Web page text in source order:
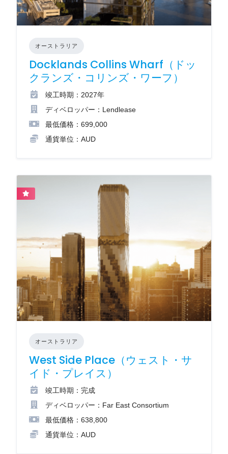
オーストラリア
Docklands Collins Wharf（ドッ
クランズ・コリンズ・ワーフ）
竣工時期：2027年
ディベロッパー：Lendlease
最低価格：699,000
通貨単位：AUD
オーストラリア
West Side Place（ウェスト・サ
イド・プレイス）
竣工時期：完成
ディベロッパー：Far East Consortium
最低価格：638,800
通貨単位：AUD